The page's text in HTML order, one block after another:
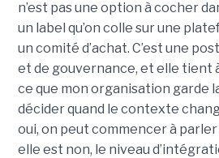
n’est pas une option à cocher
un label qu’on colle sur une
un comité d’achat. C’est une
et de gouvernance, et elle tient
ce que mon organisation garde
décider quand le contexte
oui, on peut commencer à
elle est non, le niveau